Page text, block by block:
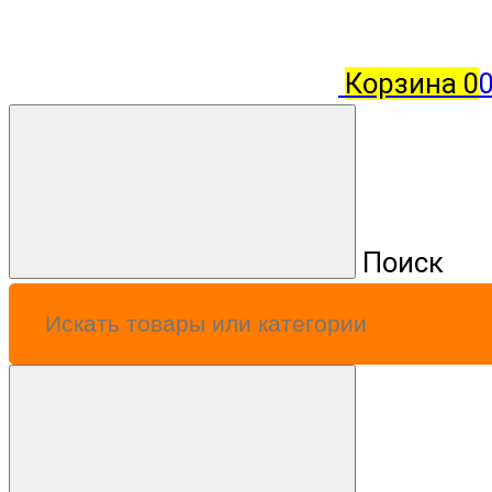
Корзина 0
Поиск